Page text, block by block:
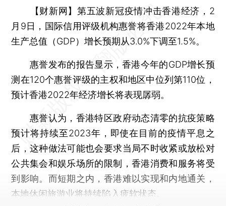
【财新网】第五波新冠疫情冲击香港经济，2
月9日，国际信用评级机构惠誉将香港2022年本地
生产总值（GDP）增长预期从3.0%下调至1.5%。
惠誉发布的报告显示，香港今年的GDP增长预
测在120个惠誉评级的主权和地区中位列第110位，
预计香港2022年经济增长将表现孱弱。
惠誉认为，香港特区政府动态清零的抗疫策略
预计将持续至2023年，即使在目前的疫情平息之
后，这种做法可能也会要求当局不时收紧或放松对
公共集会和娱乐场所的限制，香港消费和服务将受
到影响。而短期之内，香港难以实现和内地通关，
本地休闲旅游业将持续陷入疲软状态。